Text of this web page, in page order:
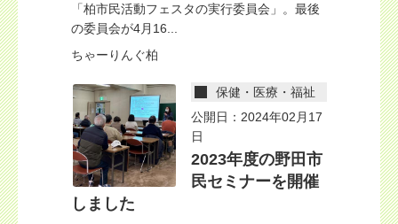
「柏市民活動フェスタの実行委員会」。最後
の委員会が4月16...
ちゃーりんぐ柏
保健・医療・福祉
公開日：2024年02月17
日
2023年度の野田市
民セミナーを開催
しました